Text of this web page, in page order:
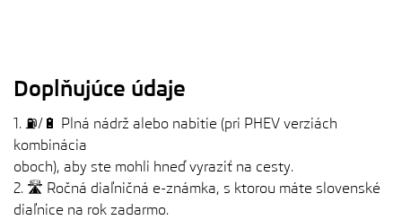
Doplňujúce údaje
1. ⛽/🔋 Plná nádrž alebo nabitie (pri PHEV verziách
kombinácia
oboch), aby ste mohli hneď vyraziť na cesty.
2. 🛣️ Ročná diaľničná e-známka, s ktorou máte slovenské
diaľnice na rok zadarmo.